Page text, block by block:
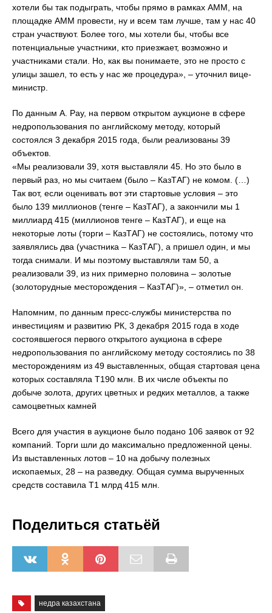
хотели бы так подыграть, чтобы прямо в рамках AMM, на
площадке AMM провести, ну и всем там лучше, там у нас 40
стран участвуют. Более того, мы хотели бы, чтобы все
потенциальные участники, кто приезжает, возможно и
участниками стали. Но, как вы понимаете, это не просто с
улицы зашел, то есть у нас же процедура», – уточнил вице-
министр.
По данным А. Рау, на первом открытом аукционе в сфере
недропользования по английскому методу, который
состоялся 3 декабря 2015 года, были реализованы 39
объектов.
«Мы реализовали 39, хотя выставляли 45. Но это было в
первый раз, но мы считаем (было – КазТАГ) не комом. (…)
Так вот, если оценивать вот эти стартовые условия – это
было 139 миллионов (тенге – КазТАГ), а закончили мы 1
миллиард 415 (миллионов тенге – КазТАГ), и еще на
некоторые лоты (торги – КазТАГ) не состоялись, потому что
заявлялись два (участника – КазТАГ), а пришел один, и мы
тогда снимали. И мы поэтому выставляли там 50, а
реализовали 39, из них примерно половина – золотые
(золоторудные месторождения – КазТАГ)», – отметил он.
Напомним, по данным пресс-службы министерства по
инвестициям и развитию РК, 3 декабря 2015 года в ходе
состоявшегося первого открытого аукциона в сфере
недропользования по английскому методу состоялись по 38
месторождениям из 49 выставленных, общая стартовая цена
которых составляла Т190 млн. В их числе объекты по
добыче золота, других цветных и редких металлов, а также
самоцветных камней
Всего для участия в аукционе было подано 106 заявок от 92
компаний. Торги шли до максимально предложенной цены.
Из выставленных лотов – 10 на добычу полезных
ископаемых, 28 – на разведку. Общая сумма вырученных
средств составила Т1 млрд 415 млн.
Поделиться статьёй
недра казахстана